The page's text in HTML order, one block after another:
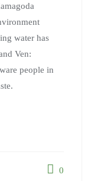
water has
Ven:
people in
0